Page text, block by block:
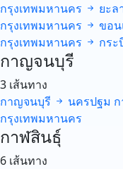
กรุงเทพมหานคร
ยะล
กรุงเทพมหานคร
ขอ
กรุงเทพมหานคร
กระ
กาญจนบุรี
3 เส้นทาง
กาญจนบุรี
นครปฐม
กรุงเทพมหานคร
กาฬสินธุ์
6 เส้นทาง